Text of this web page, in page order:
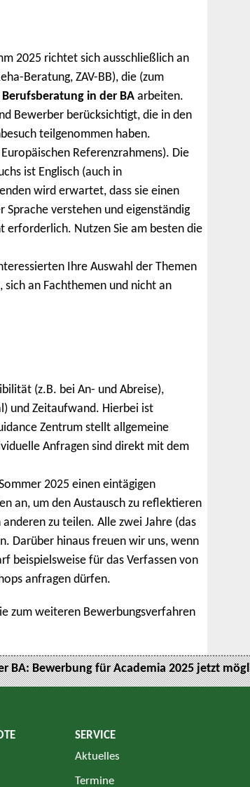
2025 richtet sich ausschließlich an
Beratung, ZAV-BB), die (zum
in der BA arbeiten.
Bewerber berücksichtigt, die in den
teilgenommen haben.
Referenzrahmens). Die
ist Englisch (auch in
wird erwartet, dass sie einen
Sprache verstehen und eigenständig
erforderlich. Nutzen Sie am besten die
Ihre Auswahl der Themen
an Fachthemen und nicht an
(z.B. bei An- und Abreise),
und Zeitaufwand. Hierbei ist
Zentrum stellt allgemeine
Anfragen sind direkt mit dem
2025 einen eintägigen
an, um den Austausch zu reflektieren
zu teilen. Alle zwei Jahre (das
Darüber hinaus freuen wir uns, wenn
beispielsweise für das Verfassen von
anfragen dürfen.
zum weiteren Bewerbungsverfahren
BA: Bewerbung für Academia 2025 jetzt
SERVICE
Aktuelles
Termine